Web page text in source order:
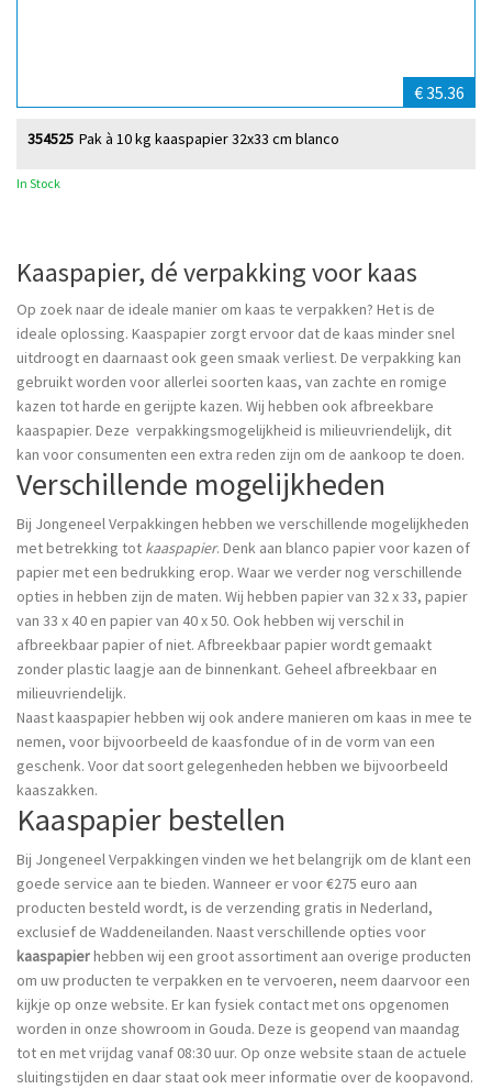
€ 35.36
Pak à 10 kg kaaspapier 32x33 cm blanco
354525
In Stock
Kaaspapier, dé verpakking voor kaas
Op zoek naar de ideale manier om kaas te verpakken? Het is de
ideale oplossing. Kaaspapier zorgt ervoor dat de kaas minder snel
uitdroogt en daarnaast ook geen smaak verliest. De verpakking kan
gebruikt worden voor allerlei soorten kaas, van zachte en romige
kazen tot harde en gerijpte kazen. Wij hebben ook afbreekbare
kaaspapier. Deze verpakkingsmogelijkheid is milieuvriendelijk, dit
kan voor consumenten een extra reden zijn om de aankoop te doen.
Verschillende mogelijkheden
Bij Jongeneel Verpakkingen hebben we verschillende mogelijkheden
met betrekking tot kaaspapier. Denk aan blanco papier voor kazen of
papier met een bedrukking erop. Waar we verder nog verschillende
opties in hebben zijn de maten. Wij hebben papier van 32 x 33, papier
van 33 x 40 en papier van 40 x 50. Ook hebben wij verschil in
afbreekbaar papier of niet. Afbreekbaar papier wordt gemaakt
zonder plastic laagje aan de binnenkant. Geheel afbreekbaar en
milieuvriendelijk.
Naast kaaspapier hebben wij ook andere manieren om kaas in mee te
nemen, voor bijvoorbeeld de kaasfondue of in de vorm van een
geschenk. Voor dat soort gelegenheden hebben we bijvoorbeeld
kaaszakken.
Kaaspapier bestellen
Bij Jongeneel Verpakkingen vinden we het belangrijk om de klant een
goede service aan te bieden. Wanneer er voor €275 euro aan
producten besteld wordt, is de verzending gratis in Nederland,
exclusief de Waddeneilanden. Naast verschillende opties voor
kaaspapierhebben wij een groot assortiment aan overige producten
om uw producten te verpakken en te vervoeren, neem daarvoor een
kijkje op onze website. Er kan fysiek contact met ons opgenomen
worden in onze showroom in Gouda. Deze is geopend van maandag
tot en met vrijdag vanaf 08:30 uur. Op onze website staan de actuele
sluitingstijden en daar staat ook meer informatie over de koopavond.